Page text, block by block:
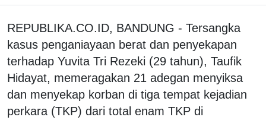
REPUBLIKA.CO.ID, BANDUNG - Tersangka
kasus penganiayaan berat dan penyekapan
terhadap Yuvita Tri Rezeki (29 tahun), Taufik
Hidayat, memeragakan 21 adegan menyiksa
dan menyekap korban di tiga tempat kejadian
perkara (TKP) dari total enam TKP di